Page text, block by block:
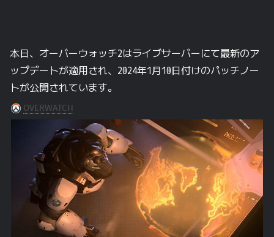
本日、オーバーウォッチ2はライブサーバーにて最新のア
ップデートが適用され、2024年1月10日付けのパッチノー
トが公開されています。